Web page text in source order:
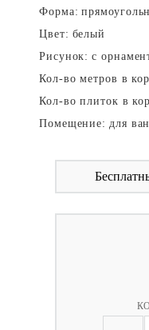
Форма:
Цвет: белый
Рисунок: с
Кол-во метров в
Кол-во плиток в
Помещение: для